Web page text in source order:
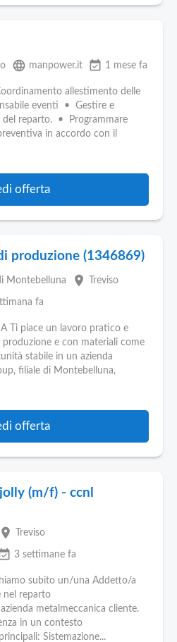
language manpower.it event_available 1 mese fa
allestimento delle
eventi • Gestire e
del reparto. • Programmare
in accordo con il
offerta
produzione (1346869)
Montebelluna place Treviso
fa
Ti piace un lavoro pratico e
e con materiali come
stabile in un azienda
filiale di Montebelluna,
offerta
(m/f) - ccnl
place Treviso
3 settimane fa
subito un/una Addetto/a
nel reparto
metalmeccanica cliente.
in un contesto
Sistemazione...